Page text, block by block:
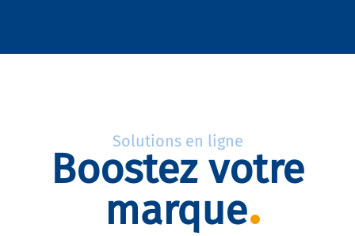
Solutions en ligne
Boostez votre
marque